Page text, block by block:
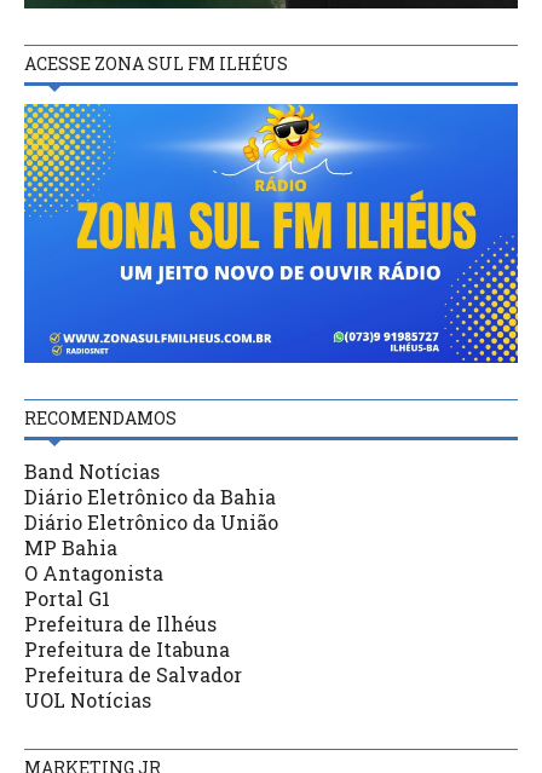
ACESSE ZONA SUL FM ILHÉUS
RECOMENDAMOS
Band Notícias
Diário Eletrônico da Bahia
Diário Eletrônico da União
MP Bahia
O Antagonista
Portal G1
Prefeitura de Ilhéus
Prefeitura de Itabuna
Prefeitura de Salvador
UOL Notícias
MARKETING JR